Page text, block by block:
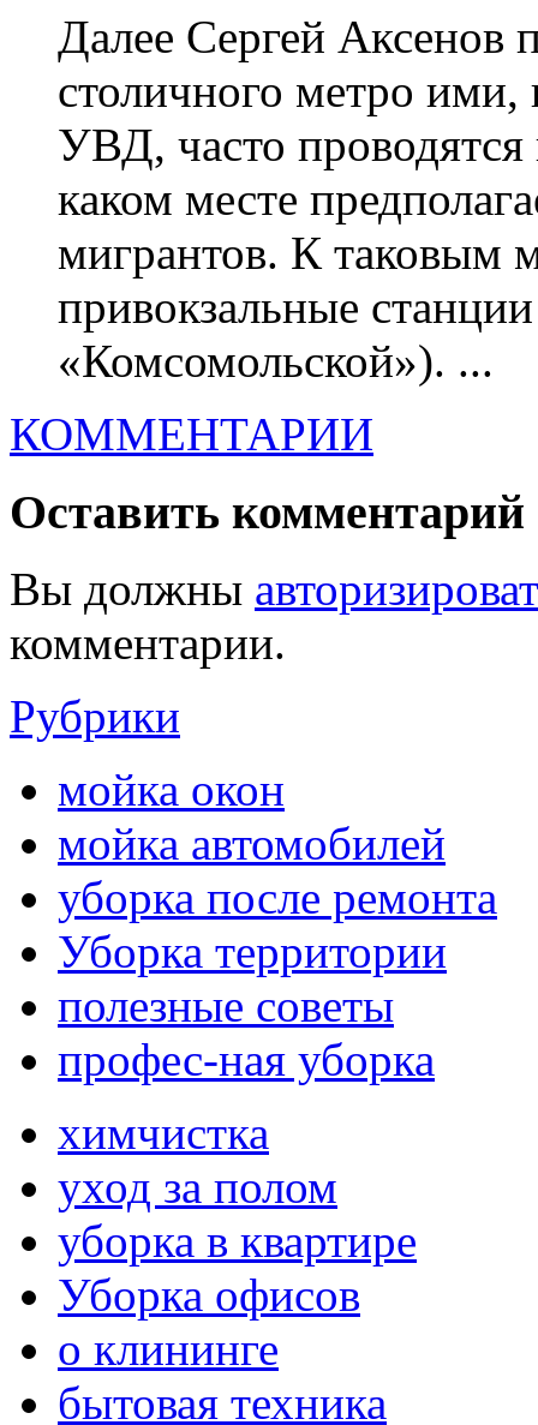
Далее Сергей Аксенов
столичного метро ими,
УВД, часто проводятся
каком месте
мигрантов. К таковым
привокзальные
«Комсомольской»). ...
КОММЕНТАРИИ
Оставить комментарий
Вы должны
комментарии.
Рубрики
мойка окон
мойка автомобилей
уборка после ремонта
Уборка территории
полезные советы
профес-ная уборка
химчистка
уход за полом
уборка в квартире
Уборка офисов
о клининге
бытовая техника